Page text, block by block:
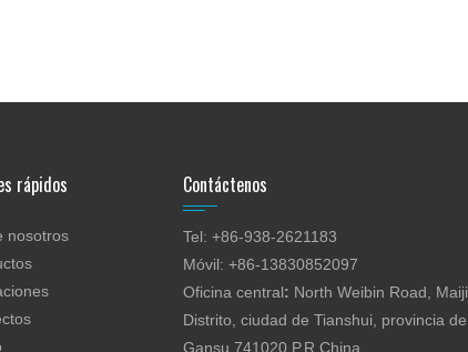
rápidos
nosotros
Contáctenos
Tel: +86-938-2621183
Móvil: +86-13830852097
Oficina central: North Weibin Road, Maiji
Distrito, ciudad de Tianshui, provincia de
Gansu 741020 P.R.China